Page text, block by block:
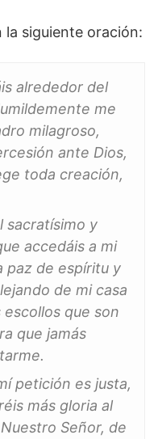
la siguiente oración:
alrededor del
me
milagroso,
ante Dios,
toda creación,
sacratísimo y
accedáis a mi
paz de espíritu y
de mi casa
que son
que jamás
petición es justa,
más gloria al
Señor, de